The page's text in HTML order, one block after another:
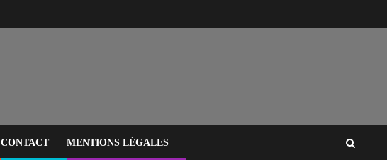
CONTACT MENTIONS LÉGALES